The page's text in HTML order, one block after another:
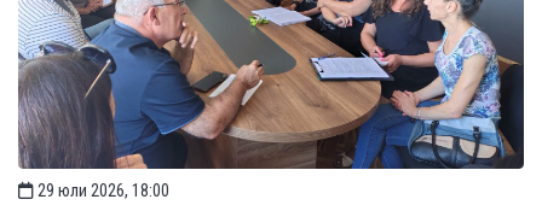
29 юли 2026, 18:00